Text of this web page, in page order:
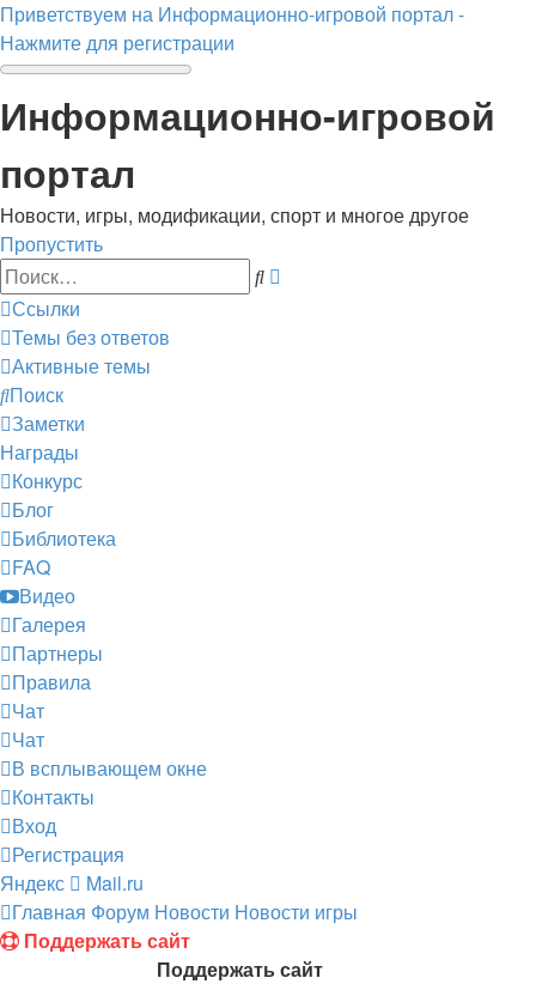
Приветствуем на Информационно-игровой портал -
Нажмите для регистрации
Информационно-игровой
портал
Новости, игры, модификации, спорт и многое другое
Пропустить
Поиск
Ссылки
Темы без ответов
Активные темы
Поиск
Заметки
Награды
Конкурс
Блог
Библиотека
FAQ
Видео
Галерея
Партнеры
Правила
Чат
Чат
В всплывающем окне
Контакты
Вход
Регистрация
Яндекс
Mail.ru
Главная Форум Новости Новости игры
Поддержать сайт
Поддержать сайт